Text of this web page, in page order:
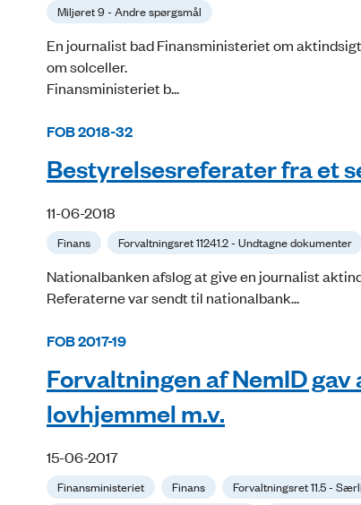
Miljøret 9 - Andre spørgsmål
En journalist bad Finansministeriet om
om solceller.
Finansministeriet b...
FOB 2018-32
Bestyrelsesreferater fra et
11-06-2018
Finans Forvaltningsret 11241.2 - Undtagne dokumenter
Nationalbanken afslog at give en journalist
Referaterne var sendt til nationalbank...
FOB 2017-19
Forvaltningen af NemID
lovhjemmel m.v.
15-06-2017
Finansministeriet Finans Forvaltningsret 11.5 -